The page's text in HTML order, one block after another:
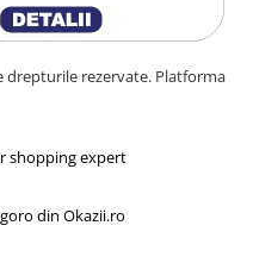
drepturile rezervate. Platforma